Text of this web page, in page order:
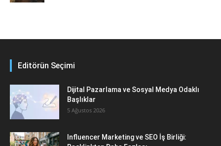
Editörün Seçimi
Dijital Pazarlama ve Sosyal Medya Odaklı
Başlıklar
5 Ağustos 2026
Influencer Marketing ve SEO İş Birliği: